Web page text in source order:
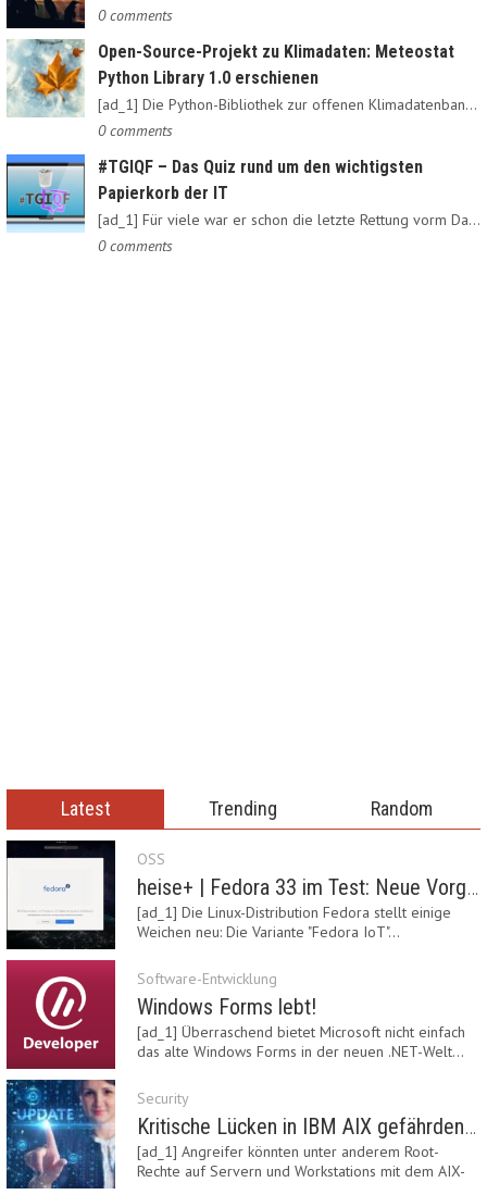
0 comments
Open-Source-Projekt zu Klimadaten: Meteostat
Python Library 1.0 erschienen
[ad_1] Die Python-Bibliothek zur offenen Klimadatenbank Meteostat…
0 comments
#TGIQF – Das Quiz rund um den wichtigsten
Papierkorb der IT
[ad_1] Für viele war er schon die letzte Rettung vorm Daten-Nirvana:…
0 comments
Latest Trending Random
OSS
heise+ | Fedora 33 im Test: Neue Vorgaben mit Btrfs, Systemd-Resolved und zRAM
[ad_1] Die Linux-Distribution Fedora stellt einige
Weichen neu: Die Variante "Fedora IoT"…
Software-Entwicklung
Windows Forms lebt!
[ad_1] Überraschend bietet Microsoft nicht einfach
das alte Windows Forms in der neuen .NET-Welt…
Security
Kritische Lücken in IBM AIX gefährden Server
[ad_1] Angreifer könnten unter anderem Root-
Rechte auf Servern und Workstations mit dem AIX-